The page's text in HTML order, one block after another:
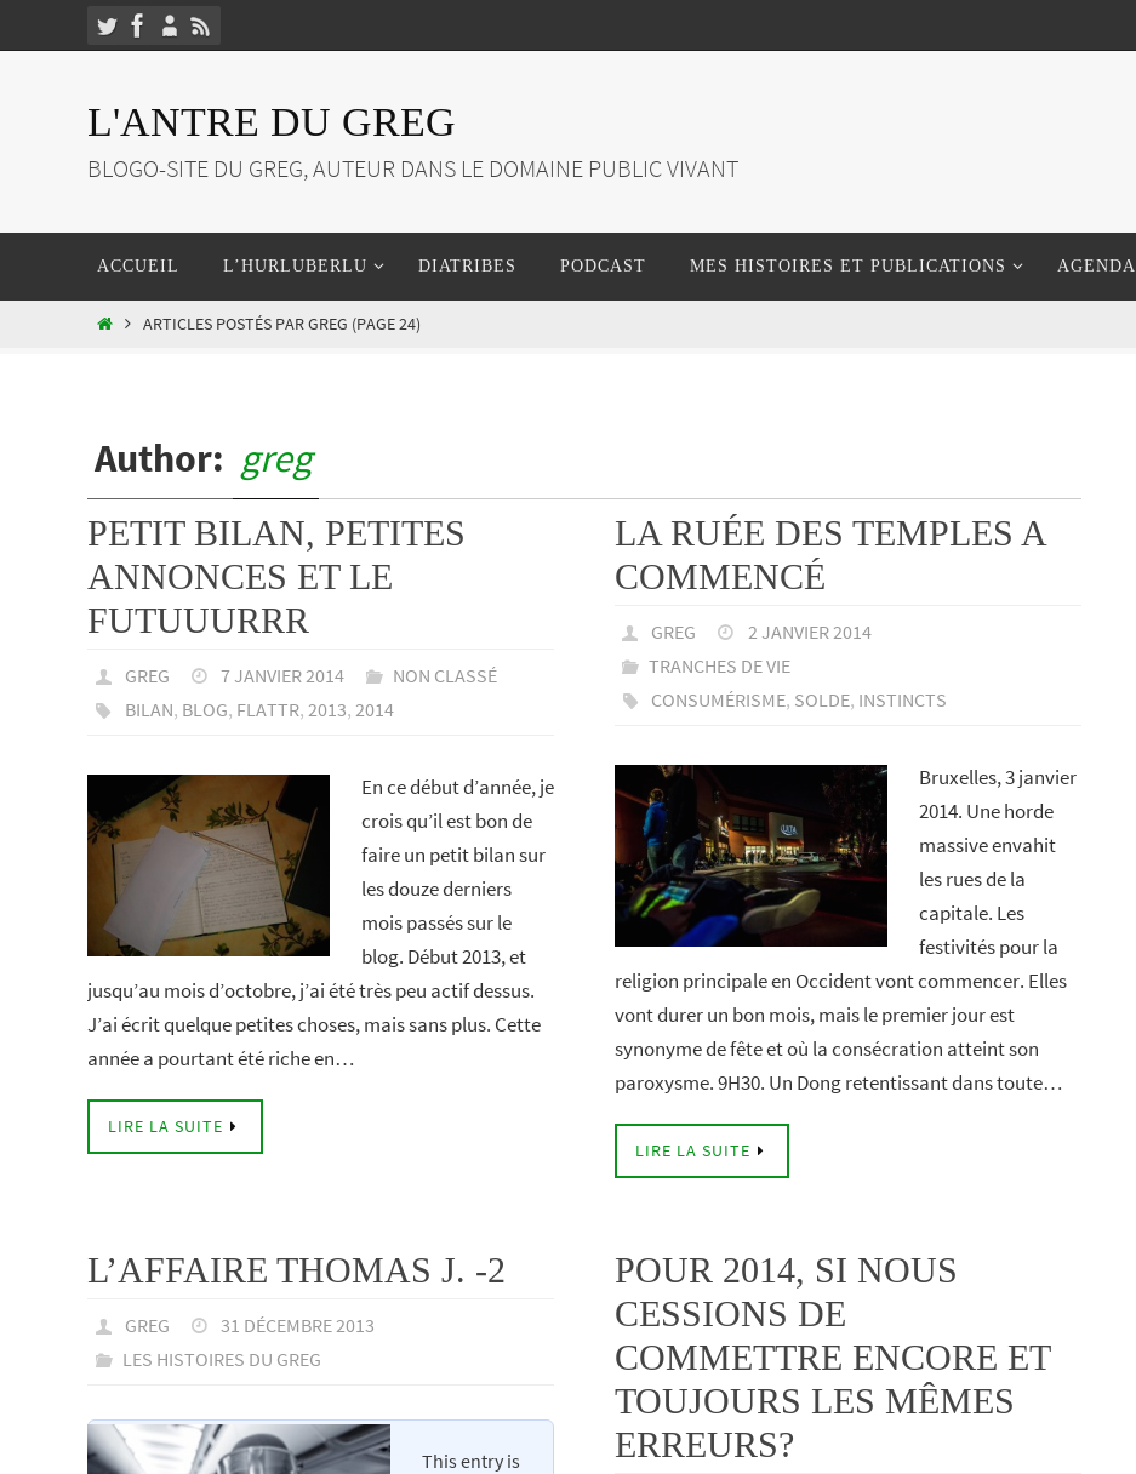
vers
L'ANTRE DU GREG
BLOGO-SITE DU GREG, AUTEUR DANS LE DOMAINE PUBLIC VIVANT
le
ACCUEIL L’HURLUBERLU DIATRIBES PODCAST MES HISTOIRES ET PUBLICATIONS AGENDA
HOMEARTICLES POSTÉS PAR GREG (PAGE 24)
Author: greg
PETIT BILAN, PETITES
ANNONCES ET LE
FUTUUURRR
GREG 7 JANVIER 2014
NON CLASSÉ
BILAN, BLOG, FLATTR, 2013, 2014
En ce début d’année, je
crois qu’il est bon de
faire un petit bilan sur
les douze derniers
mois passés sur le
blog. Début 2013, et
jusqu’au mois d’octobre, j’ai été très peu actif dessus.
J’ai écrit quelque petites choses, mais sans plus. Cette
année a pourtant été riche en…
LIRE LA SUITE
LA RUÉE DES TEMPLES A
COMMENCÉ
GREG
2 JANVIER 2014
TRANCHES DE VIE
CONSUMÉRISME, SOLDE, INSTINCTS
Bruxelles, 3 janvier
2014. Une horde
massive envahit
les rues de la
capitale. Les
festivités pour la
religion principale en Occident vont commencer. Elles
vont durer un bon mois, mais le premier jour est
synonyme de fête et où la consécration atteint son
paroxysme. 9H30. Un Dong retentissant dans toute…
LIRE LA SUITE
L’AFFAIRE THOMAS J. -2
GREG
31 DÉCEMBRE 2013
LES HISTOIRES DU GREG
This entry is
POUR 2014, SI NOUS
CESSIONS DE
COMMETTRE ENCORE ET
TOUJOURS LES MÊMES
ERREURS?